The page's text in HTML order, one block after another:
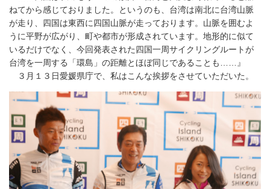
ねてから感じておりました。というのも、台湾は南北に台湾山脈
が走り、四国は東西に四国山脈が走っております。山脈を囲むよ
うに平野が広がり、町や都市が形成されています。地形的に似て
いるだけでなく、今回発表された四国一周サイクリングルートが
台湾を一周する「環島」の距離とほぼ同じであることも……』
３月１３日愛媛県庁で、私はこんな挨拶をさせていただいた。